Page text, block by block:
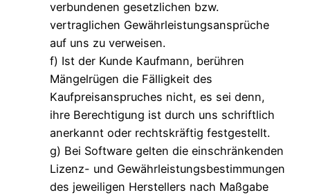
verbundenen gesetzlichen bzw.
vertraglichen Gewährleistungsansprüche
auf uns zu verweisen.
f) Ist der Kunde Kaufmann, berühren
Mängelrügen die Fälligkeit des
Kaufpreisanspruches nicht, es sei denn,
ihre Berechtigung ist durch uns schriftlich
anerkannt oder rechtskräftig festgestellt.
g) Bei Software gelten die einschränkenden
Lizenz- und Gewährleistungsbestimmungen
des jeweiligen Herstellers nach Maßgabe